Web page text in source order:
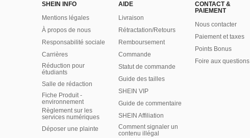
SHEIN INFO
Mentions légales
À propos de nous
Responsabilité sociale
Carrières
Réduction pour
étudiants
Salle de rédaction
Fiche Produit -
environnement
Règlement sur les
services numériques
Déposer une plainte
AIDE
Livraison
Rétractation/Retours
Remboursement
Commande
Statut de commande
Guide des tailles
SHEIN VIP
Guide de commentaire
SHEIN Affiliation
Comment signaler un
contenu illégal
CONTACT &
PAIEMENT
Nous contacter
Paiement et taxes
Points Bonus
Foire aux questions